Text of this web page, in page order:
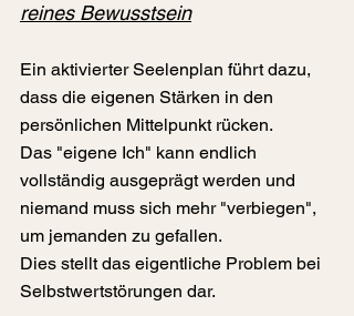
reines Bewusstsein
Ein aktivierter Seelenplan führt dazu,
dass die eigenen Stärken in den
persönlichen Mittelpunkt rücken.
Das "eigene Ich" kann endlich
vollständig ausgeprägt werden und
niemand muss sich mehr "verbiegen",
um jemanden zu gefallen.
Dies stellt das eigentliche Problem bei
Selbstwertstörungen dar.